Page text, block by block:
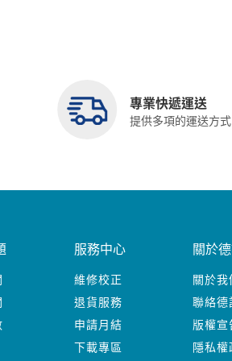
專業快遞運送
提供多項的運送方式
服務中心
維修校正
退貨服務
申請月結
下載專區
關於
關於我
聯絡德
版權宣
隱私權